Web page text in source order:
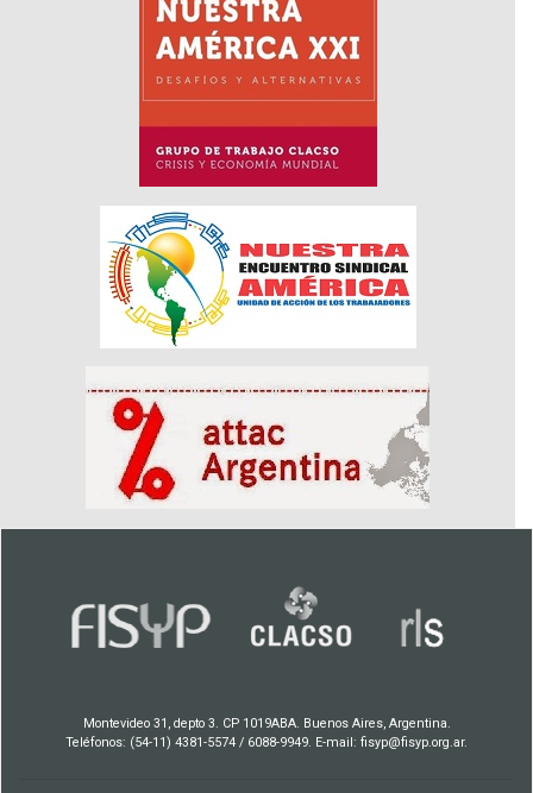
Montevideo 31, depto 3. CP 1019ABA. Buenos Aires, Argentina.
Teléfonos: (54-11) 4381-5574 / 6088-9949. E-mail: fisyp@fisyp.org.ar.